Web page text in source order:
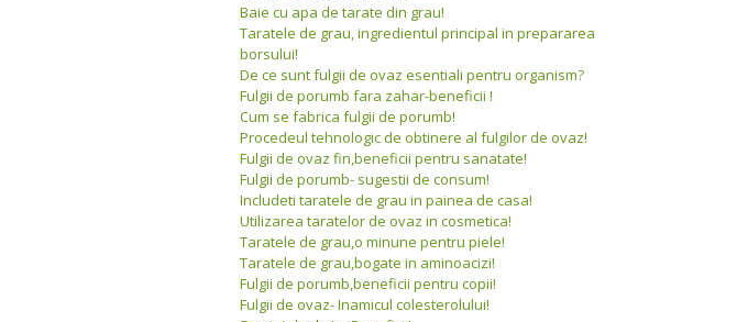
Baie cu apa de tarate din grau!
Taratele de grau, ingredientul principal in prepararea
borsului!
De ce sunt fulgii de ovaz esentiali pentru organism?
Fulgii de porumb fara zahar-beneficii !
Cum se fabrica fulgii de porumb!
Procedeul tehnologic de obtinere al fulgilor de ovaz!
Fulgii de ovaz fin,beneficii pentru sanatate!
Fulgii de porumb- sugestii de consum!
Includeti taratele de grau in painea de casa!
Utilizarea taratelor de ovaz in cosmetica!
Taratele de grau,o minune pentru piele!
Taratele de grau,bogate in aminoacizi!
Fulgii de porumb,beneficii pentru copii!
Fulgii de ovaz- Inamicul colesterolului!